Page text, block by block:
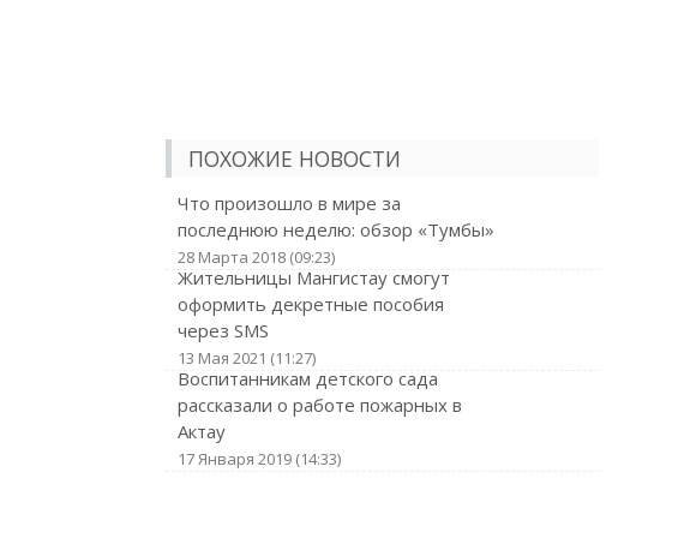
ПОХОЖИЕ НОВОСТИ
Что произошло в мире за
последнюю неделю: обзор «Тумбы»
28 Марта 2018 (09:23)
Жительницы Мангистау смогут
оформить декретные пособия
через SMS
13 Мая 2021 (11:27)
Воспитанникам детского сада
рассказали о работе пожарных в
Актау
17 Января 2019 (14:33)